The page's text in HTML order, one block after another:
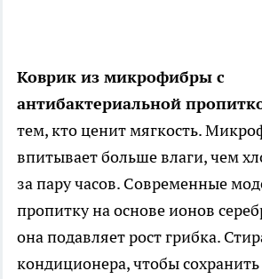
Коврик из микрофибры с
антибактериальной
тем, кто ценит мягкость.
впитывает больше влаги, чем
за пару часов. Современные
пропитку на основе ионов
она подавляет рост грибка.
кондиционера, чтобы сохранить